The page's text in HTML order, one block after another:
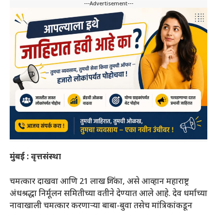
---Advertisement---
मुंबई : वृत्तसंस्था
चमत्कार दाखवा आणि 21 लाख जिंका, असे आव्हान महाराष्ट्र
अंधश्रद्धा निर्मूलन समितीच्या वतीने देण्यात आले आहे. देव धर्माच्या
नावाखाली चमत्कार करणाऱ्या बाबा-बुवा तसेच मांत्रिकांकडून